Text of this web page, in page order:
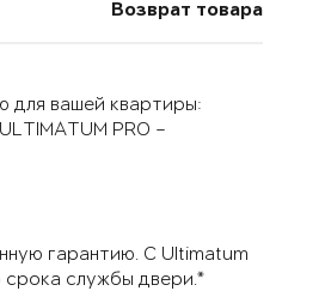
Возврат товара
для вашей квартиры:
PRO –
гарантию. С Ultimatum
срока службы двери.*